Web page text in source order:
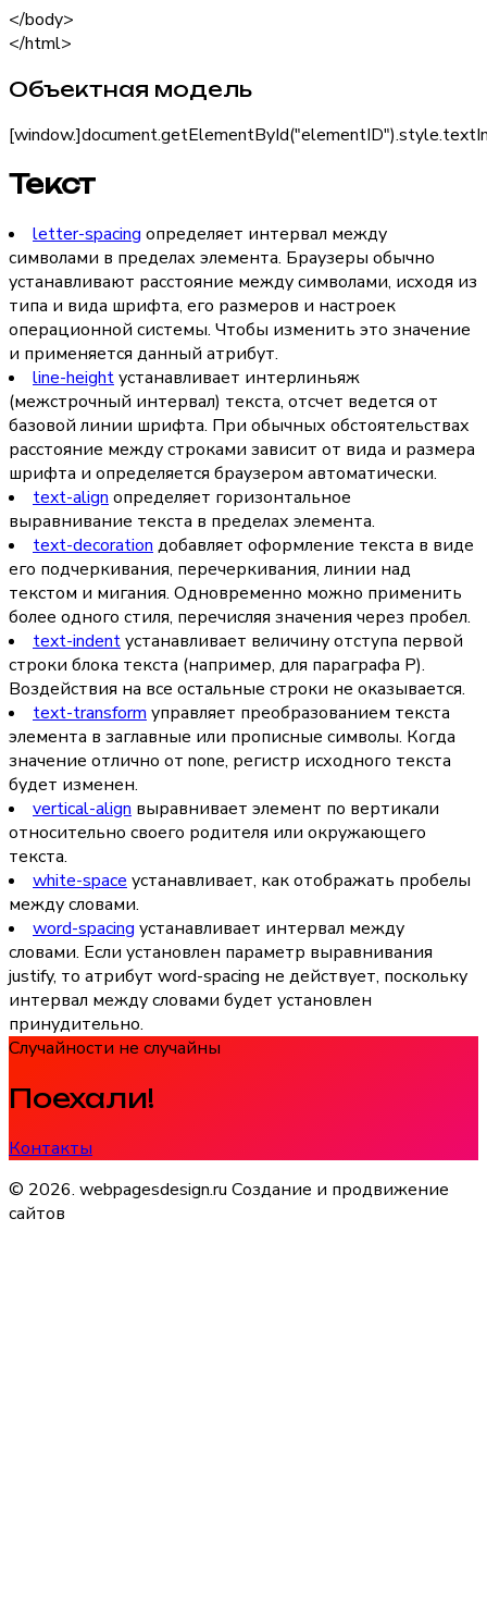
</body>
</html>
Объектная модель
[window.]document.getElementById("elementID
Текст
letter-spacing определяет интервал между
символами в пределах элемента. Браузеры обычно
устанавливают расстояние между символами, исходя из
типа и вида шрифта, его размеров и настроек
операционной системы. Чтобы изменить это значение
и применяется данный атрибут.
line-heightустанавливает интерлиньяж
(межстрочный интервал) текста, отсчет ведется от
базовой линии шрифта. При обычных обстоятельствах
расстояние между строками зависит от вида и размера
шрифта и определяется браузером автоматически.
text-align определяет горизонтальное
выравнивание текста в пределах элемента.
text-decoration добавляет оформление текста в виде
его подчеркивания, перечеркивания, линии над
текстом и мигания. Одновременно можно применить
более одного стиля, перечисляя значения через пробел.
text-indentустанавливает величину отступа первой
строки блока текста (например, для параграфа P).
Воздействия на все остальные строки не оказывается.
text-transform управляет преобразованием текста
элемента в заглавные или прописные символы. Когда
значение отлично от none, регистр исходного текста
будет изменен.
vertical-align выравнивает элемент по вертикали
относительно своего родителя или окружающего
текста.
white-space устанавливает, как отображать пробелы
между словами.
word-spacing устанавливает интервал между
словами. Если установлен параметр выравнивания
justify, то атрибут word-spacing не действует, поскольку
интервал между словами будет установлен
принудительно.
Случайности не случайны
Поехали!
Контакты
© 2026. webpagesdesign.ru Создание и продвижение
сайтов